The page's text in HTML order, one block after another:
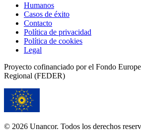
Humanos
Casos de éxito
Contacto
Política de privacidad
Política de cookies
Legal
Proyecto cofinanciado por el Fondo
Regional (FEDER)
© 2026 Unancor. Todos los derechos